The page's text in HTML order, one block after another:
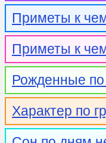
Приметы к
Приметы к
Рожденные
Характер по